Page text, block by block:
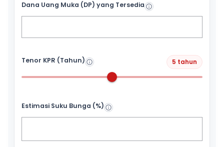
Dana Uang Muka (DP) yang Tersedia
Tenor KPR (Tahun) 5 tahun
Estimasi Suku Bunga (%)